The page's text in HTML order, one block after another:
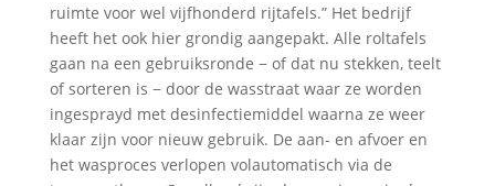
ruimte voor wel vijfhonderd rijtafels.” Het bedrijf
heeft het ook hier grondig aangepakt. Alle roltafels
gaan na een gebruiksronde − of dat nu stekken, teelt
of sorteren is − door de wasstraat waar ze worden
ingesprayd met desinfectiemiddel waarna ze weer
klaar zijn voor nieuw gebruik. De aan- en afvoer en
het wasproces verlopen volautomatisch via de